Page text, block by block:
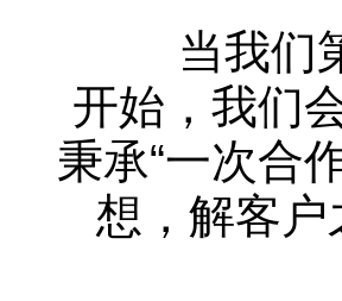
当我们第
开始，我们
秉承“一次合
想，解客